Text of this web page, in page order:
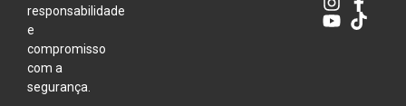
responsabilidade
e
compromisso
com a
segurança.